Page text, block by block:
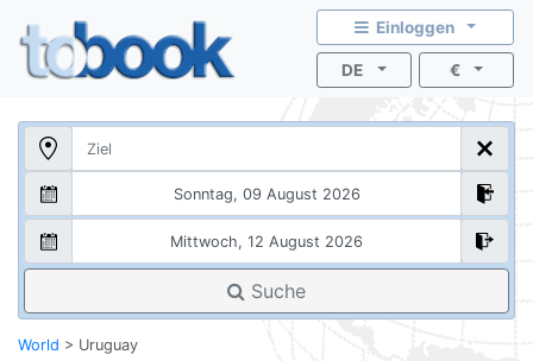
Einloggen
DE €
Suche
World > Uruguay